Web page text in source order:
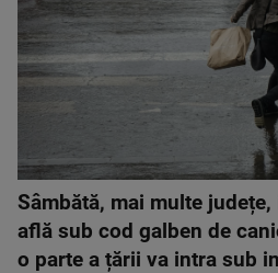
Sâmbătă, mai multe
află sub cod galben de
o parte a țării va intra sub